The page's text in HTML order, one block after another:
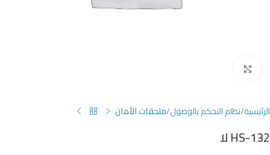
الرئيسية نظام التحكم بالوصول ملحقات الأمان
HS-132 لا